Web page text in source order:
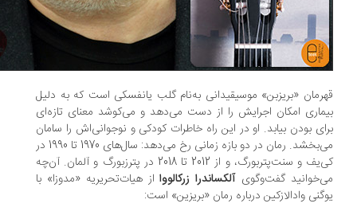
«بریزبن» موسیقیدانی به‌نام گلب یانفسکی است که به دلیل
امکان اجرایش را از دست می‌دهد و می‌کوشد معنای تازه‌ای
بودن بیابد. او در این راه خاطرات کودکی و نوجوانی‌اش را سامان
می‌بخشد. رمان در دو بازه زمانی رخ می‌دهد: سال‌های 1970 تا 1990 در
کی‌یف و سنت‌پتربورگ، و از 2012 تا 2018 در پترزبورگ و آلمان. آن‌چه
گفت‌وگویآلکساندرا زرکالووا از هیات‌تحریریه‌ «مدوزا» با
وادالازکین درباره رمان «بریزین» است: